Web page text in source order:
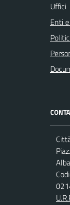
Uffici
Enti